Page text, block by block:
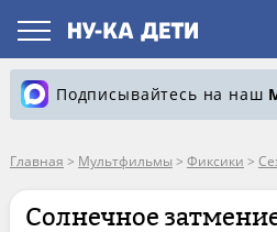
Подписывайтесь на наш
Главная > Мультфильмы > Фиксики >
Солнечное